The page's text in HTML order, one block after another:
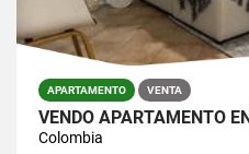
APARTAMENTO VENTA
Colombia